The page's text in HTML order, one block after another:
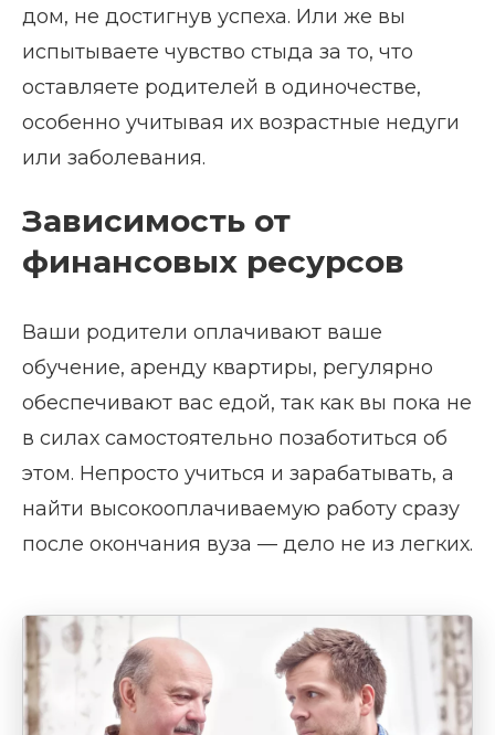
дом, не достигнув успеха. Или же вы
испытываете чувство стыда за то, что
оставляете родителей в одиночестве,
особенно учитывая их возрастные недуги
или заболевания.
Зависимость от
финансовых ресурсов
Ваши родители оплачивают ваше
обучение, аренду квартиры, регулярно
обеспечивают вас едой, так как вы пока не
в силах самостоятельно позаботиться об
этом. Непросто учиться и зарабатывать, а
найти высокооплачиваемую работу сразу
после окончания вуза — дело не из легких.